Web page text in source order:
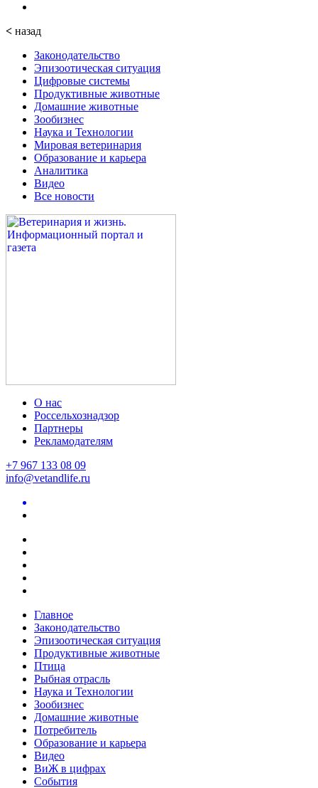
< назад
Законодательство
Эпизоотическая ситуация
Цифровые системы
Продуктивные животные
Домашние животные
Зообизнес
Наука и Технологии
Мировая ветеринария
Образование и карьера
Аналитика
Видео
Все новости
О нас
Россельхознадзор
Партнеры
Рекламодателям
+7 967 133 08 09
info@vetandlife.ru
Главное
Законодательство
Эпизоотическая ситуация
Продуктивные животные
Птица
Рыбная отрасль
Наука и Технологии
Зообизнес
Домашние животные
Потребитель
Образование и карьера
Видео
ВиЖ в цифрах
События